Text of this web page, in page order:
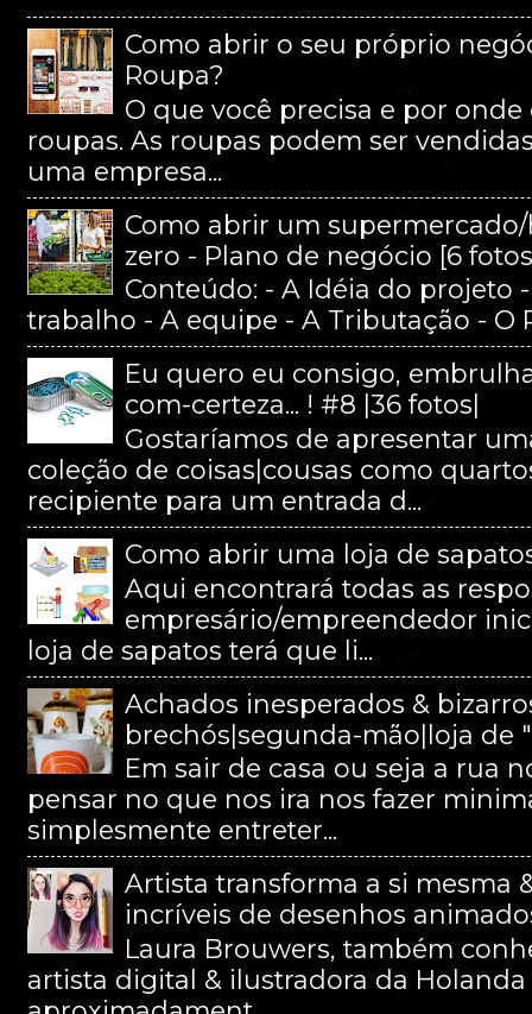
Como abrir o seu próprio
Roupa?
O que você precisa e por
roupas. As roupas podem ser
uma empresa...
Como abrir um
zero - Plano de negócio [6
Conteúdo: - A Idéia do projeto
trabalho - A equipe - A Tributação - O
Eu quero eu consigo,
com-certeza... ! #8 |36 fotos|
Gostaríamos de apresentar
coleção de coisas|cousas como
recipiente para um entrada d...
Como abrir uma loja de
Aqui encontrará todas as
empresário/empreendedor
loja de sapatos terá que li...
Achados inesperados &
brechós|segunda-mão|loja
Em sair de casa ou seja a rua
pensar no que nos ira nos fazer
simplesmente entreter...
Artista transforma a si mesma
incríveis de desenhos
Laura Brouwers, também
artista digital & ilustradora da